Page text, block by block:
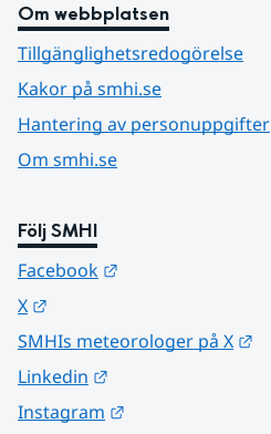
Om webbplatsen
Tillgänglighetsredogörelse
Kakor på smhi.se
Hantering av personuppgifter
Om smhi.se
Följ SMHI
Facebook
X
SMHIs meteorologer på X
Linkedin
Instagram